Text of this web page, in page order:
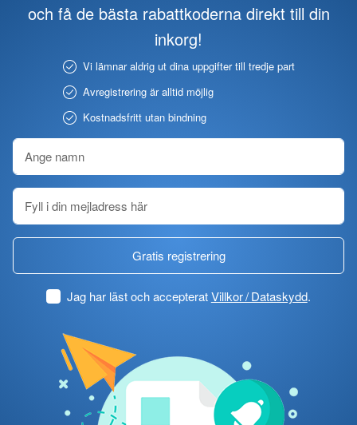
och få de bästa rabattkoderna direkt till din
inkorg!
Vi lämnar aldrig ut dina uppgifter till tredje part
Avregistrering är alltid möjlig
Kostnadsfritt utan bindning
Gratis registrering
Jag har läst och accepteratVillkor / Dataskydd.